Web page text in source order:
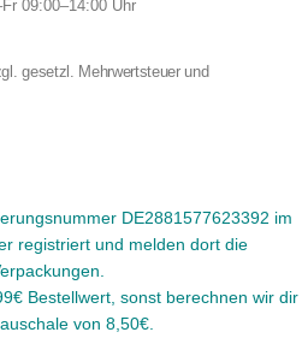
09:00–14:00 Uhr
gesetzl. Mehrwertsteuer und
DE2881577623392 im
registriert und melden dort die
Bestellwert, sonst berechnen wir dir
von 8,50€.